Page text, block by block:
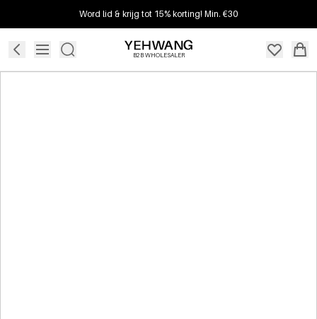
Word lid & krijg tot 15% korting! Min. €30
B2B WHOLESALER